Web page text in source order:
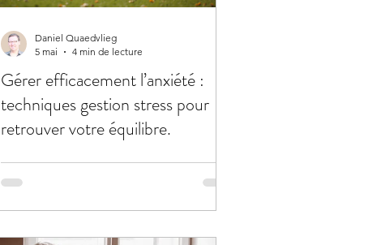
Gérer efficacement l’anxiété :
techniques gestion stress pour
retrouver votre équilibre.
Daniel Quaedvlieg
5 mai
4 min de lecture